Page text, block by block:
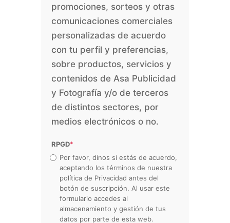
promociones, sorteos y otras
comunicaciones comerciales
personalizadas de acuerdo
con tu perfil y preferencias,
sobre productos, servicios y
contenidos de Asa Publicidad
y Fotografía y/o de terceros
de distintos sectores, por
medios electrónicos o no.
RPGD*
Por favor, dinos si estás de acuerdo,
aceptando los términos de nuestra
política de Privacidad antes del
botón de suscripción. Al usar este
formulario accedes al
almacenamiento y gestión de tus
datos por parte de esta web.